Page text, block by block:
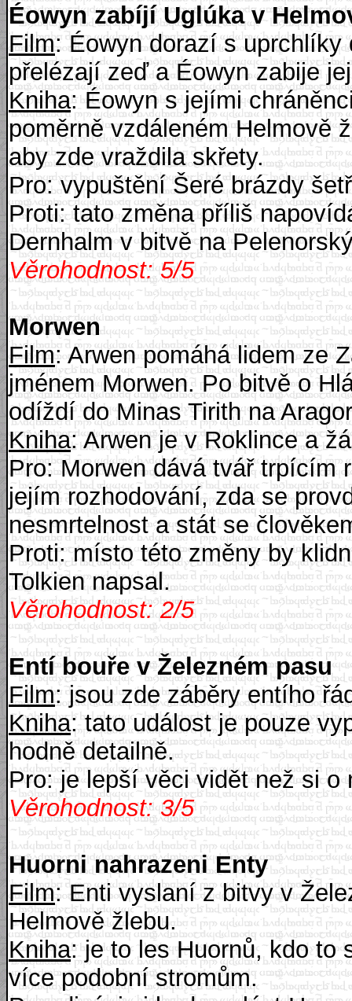
Éowyn zabíjí Uglúka v
Film: Éowyn dorazí s uprchlíky
přelézají zeď a Éowyn zabije
Kniha: Éowyn s jejími
poměrně vzdáleném Helmově
aby zde vraždila skřety.
Pro: vypuštění Šeré brázdy
Proti: tato změna příliš
Dernhalm v bitvě na
Věrohodnost: 5/5
Morwen
Film: Arwen pomáhá lidem ze
jménem Morwen. Po bitvě o
odíždí do Minas Tirith na
Kniha: Arwen je v Roklince a
Pro: Morwen dává tvář trpícím
jejím rozhodování, zda se
nesmrtelnost a stát se
Proti: místo této změny by
Tolkien napsal.
Věrohodnost: 2/5
Entí bouře v Železném pasu
Film: jsou zde záběry entího
Kniha: tato událost je pouze
hodně detailně.
Pro: je lepší věci vidět než si o
Věrohodnost: 3/5
Huorni nahrazeni Enty
Film: Enti vyslaní z bitvy v
Helmově žlebu.
Kniha: je to les Huornů, kdo to
více podobní stromům.